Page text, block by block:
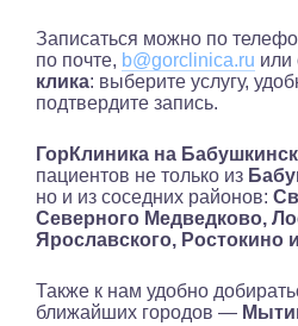
Записаться можно по
по почте, b@gorclinica.ru или
клика: выберите услугу,
подтвердите запись.
ГорКлиника на
пациентов не только из
но и из соседних районов:
Северного Медведково,
Ярославского, Ростокино
Также к нам удобно
ближайших городов —